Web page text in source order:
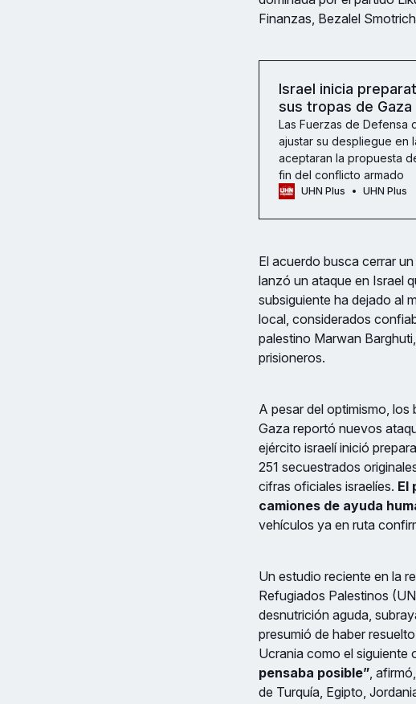
Finanzas, Bezalel
Israel inicia
sus tropas de Gaza
Las Fuerzas de Defensa
ajustar su despliegue en
aceptaran la propuesta
fin del conflicto armado
UHN Plus UHN Plus
El acuerdo busca cerrar
lanzó un ataque en Israel
subsiguiente ha dejado al
local, considerados
palestino Marwan
prisioneros.
A pesar del optimismo,
Gaza reportó nuevos
ejército israelí inició
251 secuestrados
cifras oficiales israelíes. El
camiones de ayuda
vehículos ya en ruta
Un estudio reciente en la
Refugiados Palestinos
desnutrición aguda,
presumió de haber
Ucrania como el siguiente
pensaba posible”,
de Turquía, Egipto,